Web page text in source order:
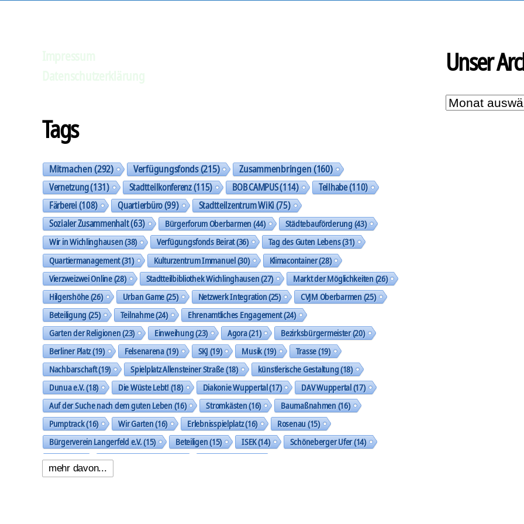
Tags
Mitmachen(292) Verfügungsfonds(215) Zusammenbringen(160)
Vernetzung(131) Stadtteilkonferenz(115) BOB CAMPUS(114) Teilhabe(110)
Färberei(108) Quartierbüro(99) Stadtteilzentrum WiKi(75)
Sozialer Zusammenhalt(63) Bürgerforum Oberbarmen(44) Städtebauförderung(43)
Wir in Wichlinghausen(38) Verfügungsfonds Beirat(36) Tag des Guten Lebens(31)
Quartiermanagement(31) Kulturzentrum Immanuel(30) Klimacontainer(28)
Vierzweizwei Online(28) Stadtteilbibliothek Wichlinghausen(27) Markt der Möglichkeiten(26)
Hilgershöhe(26) Urban Game(25) Netzwerk Integration(25) CVJM Oberbarmen(25)
Beteiligung(25) Teilnahme(24) Ehrenamtliches Engagement(24)
Garten der Religionen(23) Einweihung(23) Agora(21) Bezirksbürgermeister(20)
Berliner Platz(19) Felsenarena(19) SKJ(19) Musik(19) Trasse(19)
Nachbarschaft(19) Spielplatz Allensteiner Straße(18) künstlerische Gestaltung(18)
Dunua e.V.(18) Die Wüste Lebt!(18) Diakonie Wuppertal(17) DAV Wuppertal(17)
Auf der Suche nach dem guten Leben(16) Stromkästen(16) Baumaßnahmen(16)
Pumptrack(16) Wir Garten(16) Erlebnisspielplatz(16) Rosenau(15)
Bürgerverein Langerfeld e.V.(15) Beteiligen(15) ISEK(14) Schöneberger Ufer(14)
Ideen(14) Nachbarschaftspark
Handlungsfeld Städtebau und Stadtgestalt
mehr davon...
Unser
Unser
Archiv